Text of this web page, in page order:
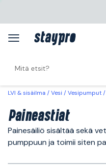
LVI & sisäilma Vesi Vesipumput
Paineastiat
Painesäiliö sisältää sekä
pumppuun ja toimii siten